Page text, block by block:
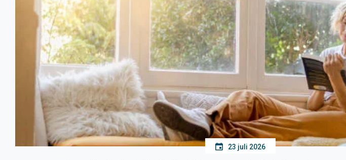
besparen via Frank
Energie
Wonen in Medemblik
vraagt om een
passende vloer
29 juni 2026
23 juli 2026